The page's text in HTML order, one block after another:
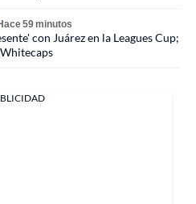
59 minutos
con Juárez en la Leagues Cup;